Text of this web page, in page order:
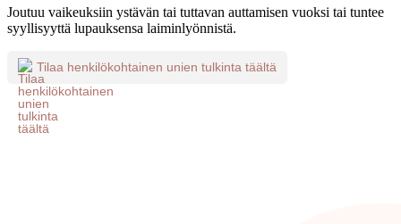
Joutuu vaikeuksiin ystävän tai tuttavan auttamisen vuoksi tai tuntee
syyllisyyttä lupauksensa laiminlyönnistä.
Tilaa henkilökohtainen unien tulkinta täältä